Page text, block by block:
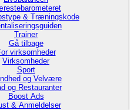
& Træningskode
Trainer
Gå tilbage
virksomheder
Virksomheder
Sport
og Velvære
og Restauranter
Boost Ads
& Anmeldelser